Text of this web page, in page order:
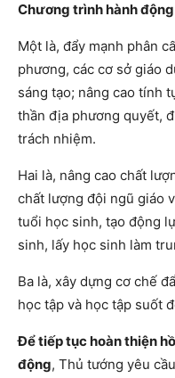
Chương trình hành
Một là, đẩy mạnh phân
phương, các cơ sở giáo
sáng tạo; nâng cao tính
thần địa phương quyết,
trách nhiệm.
Hai là, nâng cao chất
chất lượng đội ngũ giáo
tuổi học sinh, tạo động
sinh, lấy học sinh làm
Ba là, xây dựng cơ chế
học tập và học tập suốt
Để tiếp tục hoàn thiện
động, Thủ tướng yêu